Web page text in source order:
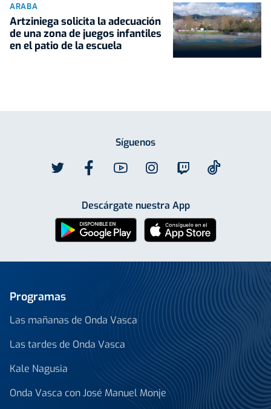
ARABA
Artziniega solicita la adecuación
de una zona de juegos infantiles
en el patio de la escuela
Síguenos
Descárgate nuestra App
Programas
Las mañanas de Onda Vasca
Las tardes de Onda Vasca
Kale Nagusia
Onda Vasca con José Manuel Monje